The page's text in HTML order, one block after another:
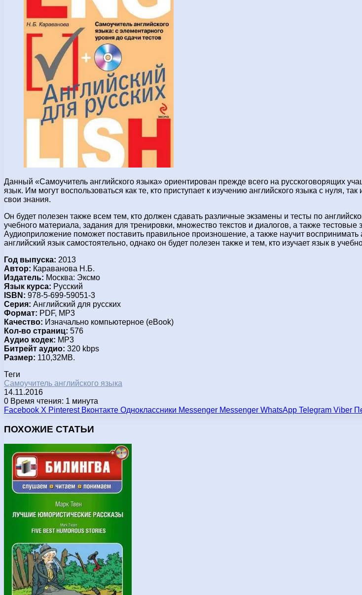
Данный «Самоучитель английского языка» ориентирован прежде всего на русскоговорящих
язык. Им могут воспользоваться как те, кто приступает к изучению английского языка с нуля,
свои знания.
Он будет полезен также всем тем, кто должен сдавать различные экзамены и тесты по
учебного материала, задания для тренировки, множество текстов и диалогов, а также
Аудиоприложение поможет поставить правильное произношение, а также научит
английский язык самостоятельно, однако он будет полезен также и тем, кто изучает язык в
Год выпуска: 2013
Автор: Караванова Н.Б.
Издатель: Москва: Эксмо
Язык курса: Русский
ISBN: 978-5-699-59051-3
Серия: Английский для русских
Формат: PDF, MP3
Качество: Изначально компьютерное (eBook)
Кол-во страниц: 576
Аудио кодек: MP3
Битрейт аудио: 320 kbps
Размер: 110,32МВ.
Теги
Самоучитель английского языка
14.11.2016
0 Время чтения: 1 минута
Facebook X Pinterest Вконтакте Одноклассники Messenger Messenger WhatsApp Telegram Viber
ПОХОЖИЕ СТАТЬИ